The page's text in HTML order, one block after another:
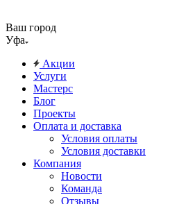
Ваш город
Уфа
Акции
Услуги
Мастерс
Блог
Проекты
Оплата и доставка
Условия оплаты
Условия доставки
Компания
Новости
Команда
Отзывы